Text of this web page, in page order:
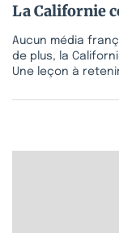
La Californie
Aucun média
de plus, la
Une leçon à